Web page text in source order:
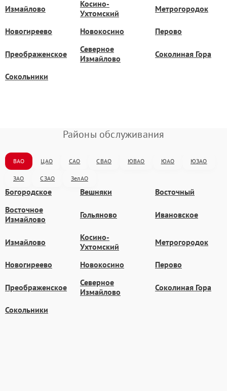
Измайлово
Косино-
Ухтомский
Метрогородок
Новогиреево Новокосино Перово
Преображенское
Северное
Измайлово
Соколиная Гора
Сокольники
Районы обслуживания
ВАО ЦАО САО СВАО ЮВАО ЮАО ЮЗАО
ЗАО СЗАО ЗелАО
Богородское Вешняки
Восточный
Восточное
Измайлово
Гольяново Ивановское
Измайлово
Косино-
Ухтомский
Метрогородок
Новогиреево Новокосино Перово
Преображенское
Северное
Измайлово
Соколиная Гора
Сокольники